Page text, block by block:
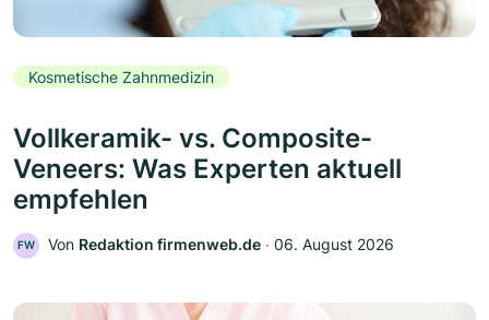
Kosmetische Zahnmedizin
Vollkeramik- vs. Composite-
Veneers: Was Experten aktuell
empfehlen
FW Von Redaktion firmenweb.de ‧ 06. August 2026